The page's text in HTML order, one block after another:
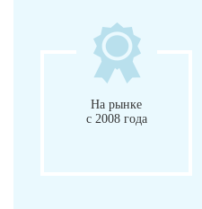
На рынке
с 2008 года